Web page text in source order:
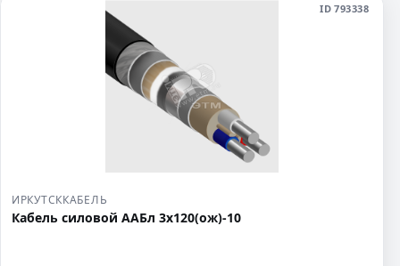
ID 793338
ИРКУТСККАБЕЛЬ
Кабель силовой ААБл 3х120(ож)-10